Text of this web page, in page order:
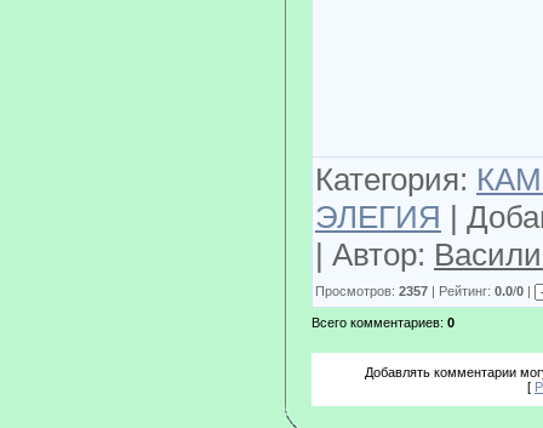
Категория:
ЭЛЕГИЯ |
| Автор:
Просмотров: 2357 | Рейтинг: 0.0/0 |
Всего комментариев: 0
Добавлять комментарии
[